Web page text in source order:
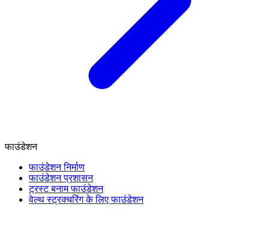
फाउंडेशन
फाउंडेशन निर्माण
फाउंडेशन प्रशासन
ट्रस्ट बनाम फाउंडेशन
वेल्थ स्ट्रक्चरिंग के लिए फाउंडेशन